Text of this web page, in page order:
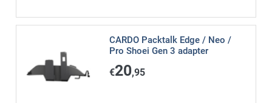
CARDO Packtalk Edge / Neo /
Pro Shoei Gen 3 adapter
€20,95